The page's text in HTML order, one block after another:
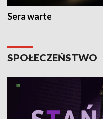
Sera warte
SPOŁECZEŃSTWO